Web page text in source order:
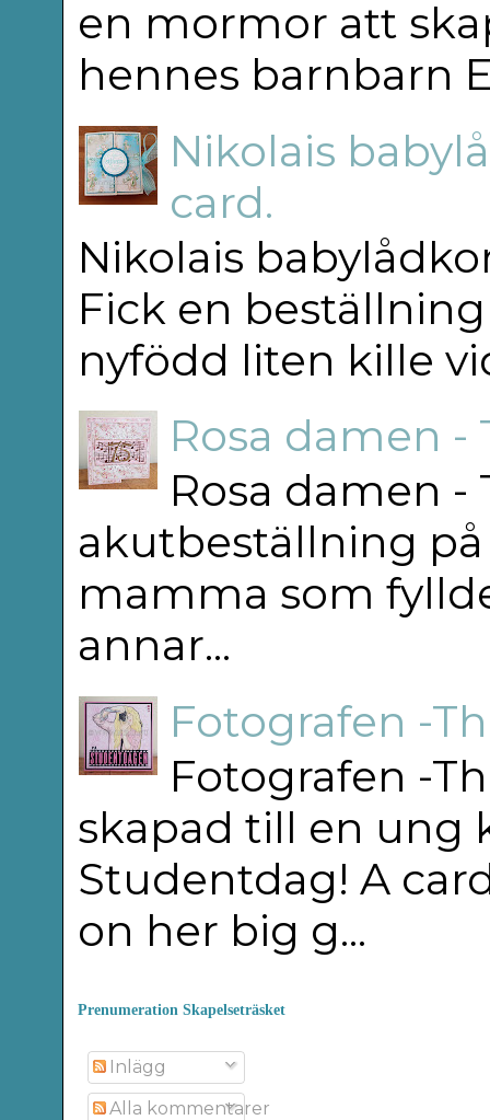
en mormor att
hennes barnbarn
Nikolais
card.
Nikolais
Fick en
nyfödd liten kille
Rosa damen -
Rosa damen -
akutbeställning
mamma som
annar...
Fotografen -
Fotografen -
skapad till en ung
Studentdag! A
on her big g...
Prenumeration Skapelseträsket
Inlägg
Alla kommentarer